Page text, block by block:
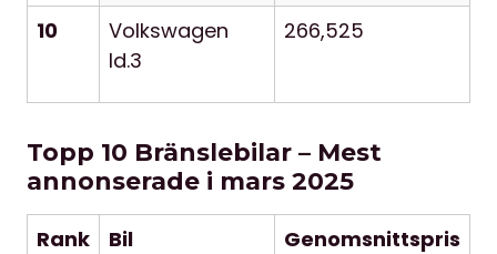
10
Volkswagen
Id.3
266,525
Topp 10 Bränslebilar – Mest
annonserade i mars 2025
Rank Bil Genomsnittspris